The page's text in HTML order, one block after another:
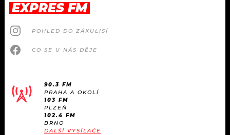
EXPRES FM
POHLED DO ZÁKULISÍ
CO SE U NÁS DĚJE
90.3 FM
PRAHA A OKOLÍ
103 FM
PLZEŇ
102.4 FM
BRNO
DALŠÍ VYSÍLAČE